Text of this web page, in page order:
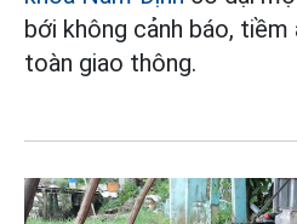
bới không cảnh báo, tiềm
toàn giao thông.